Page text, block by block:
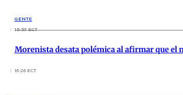
GENTE
15:57 ECT
Morenista desata polémica al afirmar que el
16:26 ECT